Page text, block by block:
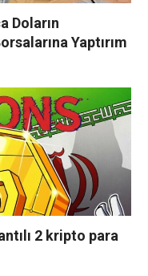
Doların
Yaptırım
2 kripto para